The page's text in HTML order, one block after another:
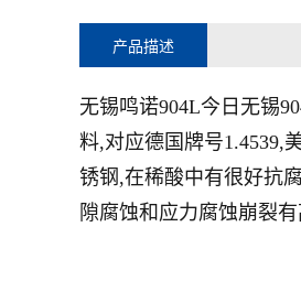
产品描述
无锡鸣诺904L今日无锡
料,对应德国牌号1.4539,
锈钢,在稀酸中有很好抗
隙腐蚀和应力腐蚀崩裂